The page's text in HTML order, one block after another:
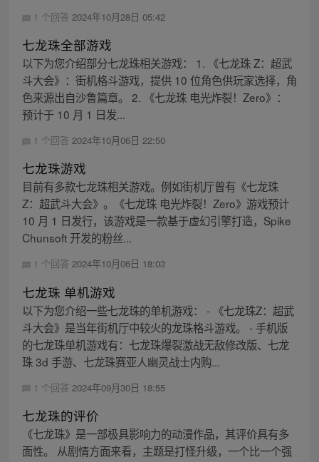
1 个回答 2024年10月28日 05:42
七龙珠全部游戏
以下为您介绍部分七龙珠相关游戏： 1. 《七龙珠 Z：超武
斗大会》：街机格斗游戏，提供 10 位角色供玩家选择，角
色来源出自沙鲁篇章。 2. 《七龙珠 电光炸裂！Zero》：
预计于 10 月 1 日发...
1 个回答 2024年10月06日 22:50
七龙珠游戏
目前有多款七龙珠相关游戏。例如街机厅曾有《七龙珠
Z：超武斗大会》。《七龙珠 电光炸裂！Zero》游戏预计
10 月 1 日发行，该游戏是一款基于虚幻引擎打造，Spike
Chunsoft 开发的粉丝...
1 个回答 2024年10月06日 18:03
七龙珠 单机游戏
以下为您介绍一些七龙珠的单机游戏： - 《七龙珠Z：超武
斗大会》是当年街机厅中较火的龙珠格斗游戏。 - 手机版
的七龙珠单机游戏有：七龙珠爆裂激战无敌修改版、七龙
珠 3d 手游、七龙珠赛亚人幽灵战士内购...
1 个回答 2024年09月30日 18:55
七龙珠的评价
《七龙珠》是一部极具影响力的动漫作品，其评价具有多
面性。 从剧情方面来看，主题是打怪升级，一个比一个强